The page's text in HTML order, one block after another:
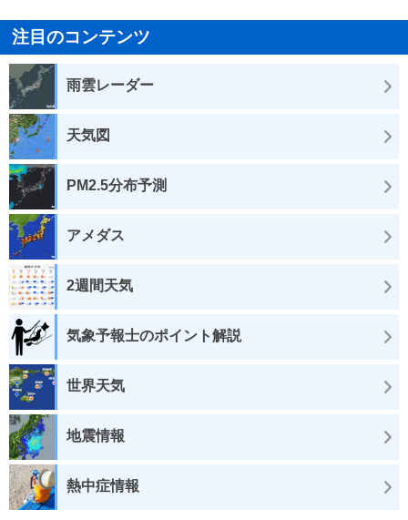
注目のコンテンツ
雨雲レーダー
天気図
PM2.5分布予測
アメダス
2週間天気
気象予報士のポイント解説
世界天気
地震情報
熱中症情報